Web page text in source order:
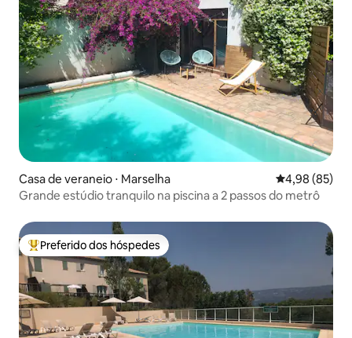
Casa de veraneio ⋅ Marselha 4,98 de uma
4,98 (85)
Grande estúdio tranquilo na piscina a 2 passos do metrô
Entre os melhores preferidos dos hóspedes
Preferido dos hóspedes